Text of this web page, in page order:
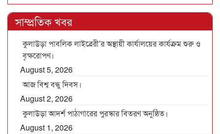
সাম্প্রতিক খবর
কুলাউড়া পাবলিক লাইব্রেরী’র অস্থায়ী কার্যালয়ের কার্যক্রম শুরু ও
বৃক্ষরোপণ।
August 5, 2026
আজ বিশ্ব বন্ধু দিবস।
August 2, 2026
কুলাউড়া আদর্শ পাঠাগারের পুরস্কার বিতরণ অনুষ্ঠিত।
August 1, 2026